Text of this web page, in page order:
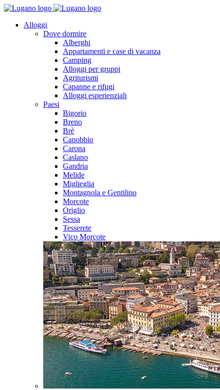
Alloggi
Dove dormire
Alberghi
Appartamenti e case di vacanza
Camping
Alloggi per gruppi
Agriturismi
Capanne e rifugi
Alloggi esperienziali
Paesi
Bigorio
Breno
Brè
Canobbio
Carona
Caslano
Gandria
Melide
Miglieglia
Montagnola e Gentilino
Morcote
Origlio
Sessa
Tesserete
Vico Morcote